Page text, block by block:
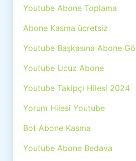
Youtube Abone Toplama
Abone Kasma ücretsiz
Youtube Başkasına Abone
Youtube Ucuz Abone
Youtube Takipçi Hilesi 2024
Yorum Hilesi Youtube
Bot Abone Kasma
Youtube Abone Bedava